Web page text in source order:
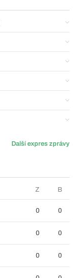
Další expres zprávy
Z B
0 0
0 0
0 0